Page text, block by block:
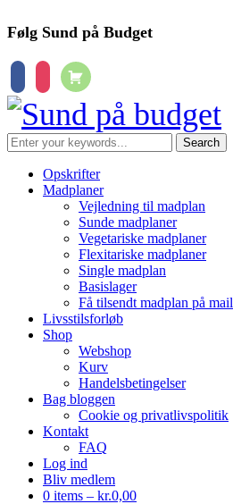
Følg Sund på Budget
facebookinstagram
cart
Opskrifter
Madplaner
Vejledning til madplan
Sunde madplaner
Vegetariske madplaner
Flexitariske madplaner
Single madplan
Basislager
Få tilsendt madplan på mail
Livsstilsforløb
Shop
Webshop
Kurv
Handelsbetingelser
Bag bloggen
Cookie og privatlivspolitik
Kontakt
FAQ
Log ind
Bliv medlem
0 items – kr.0,00